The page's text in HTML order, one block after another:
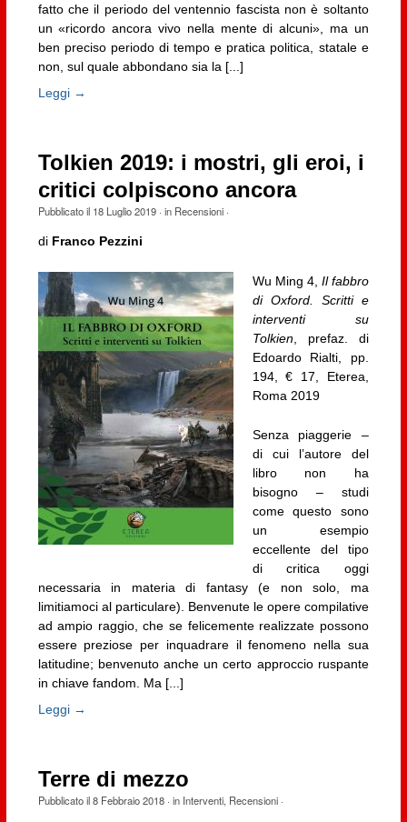
fatto che il periodo del ventennio fascista non è soltanto
un «ricordo ancora vivo nella mente di alcuni», ma un
ben preciso periodo di tempo e pratica politica, statale e
non, sul quale abbondano sia la [...]
Leggi →
Tolkien 2019: i mostri, gli eroi, i
critici colpiscono ancora
Pubblicato il 18 Luglio 2019· in Recensioni·
di Franco Pezzini
Wu Ming 4, Il fabbro
di Oxford. Scritti e
interventi su
Tolkien, prefaz. di
Edoardo Rialti, pp.
194, € 17, Eterea,
Roma 2019
Senza piaggerie –
di cui l’autore del
libro non ha
bisogno – studi
come questo sono
un esempio
eccellente del tipo
di critica oggi
necessaria in materia di fantasy (e non solo, ma
limitiamoci al particulare). Benvenute le opere compilative
ad ampio raggio, che se felicemente realizzate possono
essere preziose per inquadrare il fenomeno nella sua
latitudine; benvenuto anche un certo approccio ruspante
in chiave fandom. Ma [...]
Leggi →
Terre di mezzo
Pubblicato il8 Febbraio 2018· in Interventi, Recensioni·